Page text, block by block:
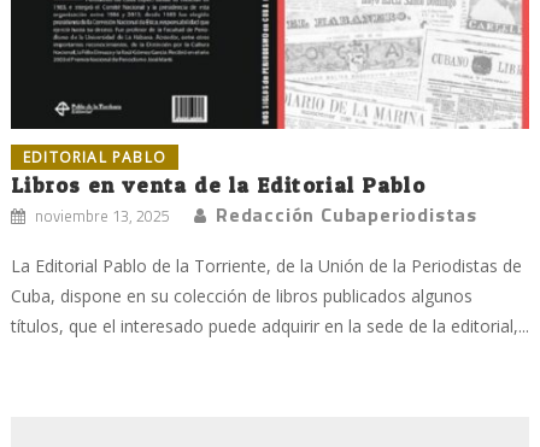
EDITORIAL PABLO
Libros en venta de la Editorial Pablo
noviembre 13, 2025 Redacción Cubaperiodistas
La Editorial Pablo de la Torriente, de la Unión de la Periodistas de
Cuba, dispone en su colección de libros publicados algunos
títulos, que el interesado puede adquirir en la sede de la editorial,...